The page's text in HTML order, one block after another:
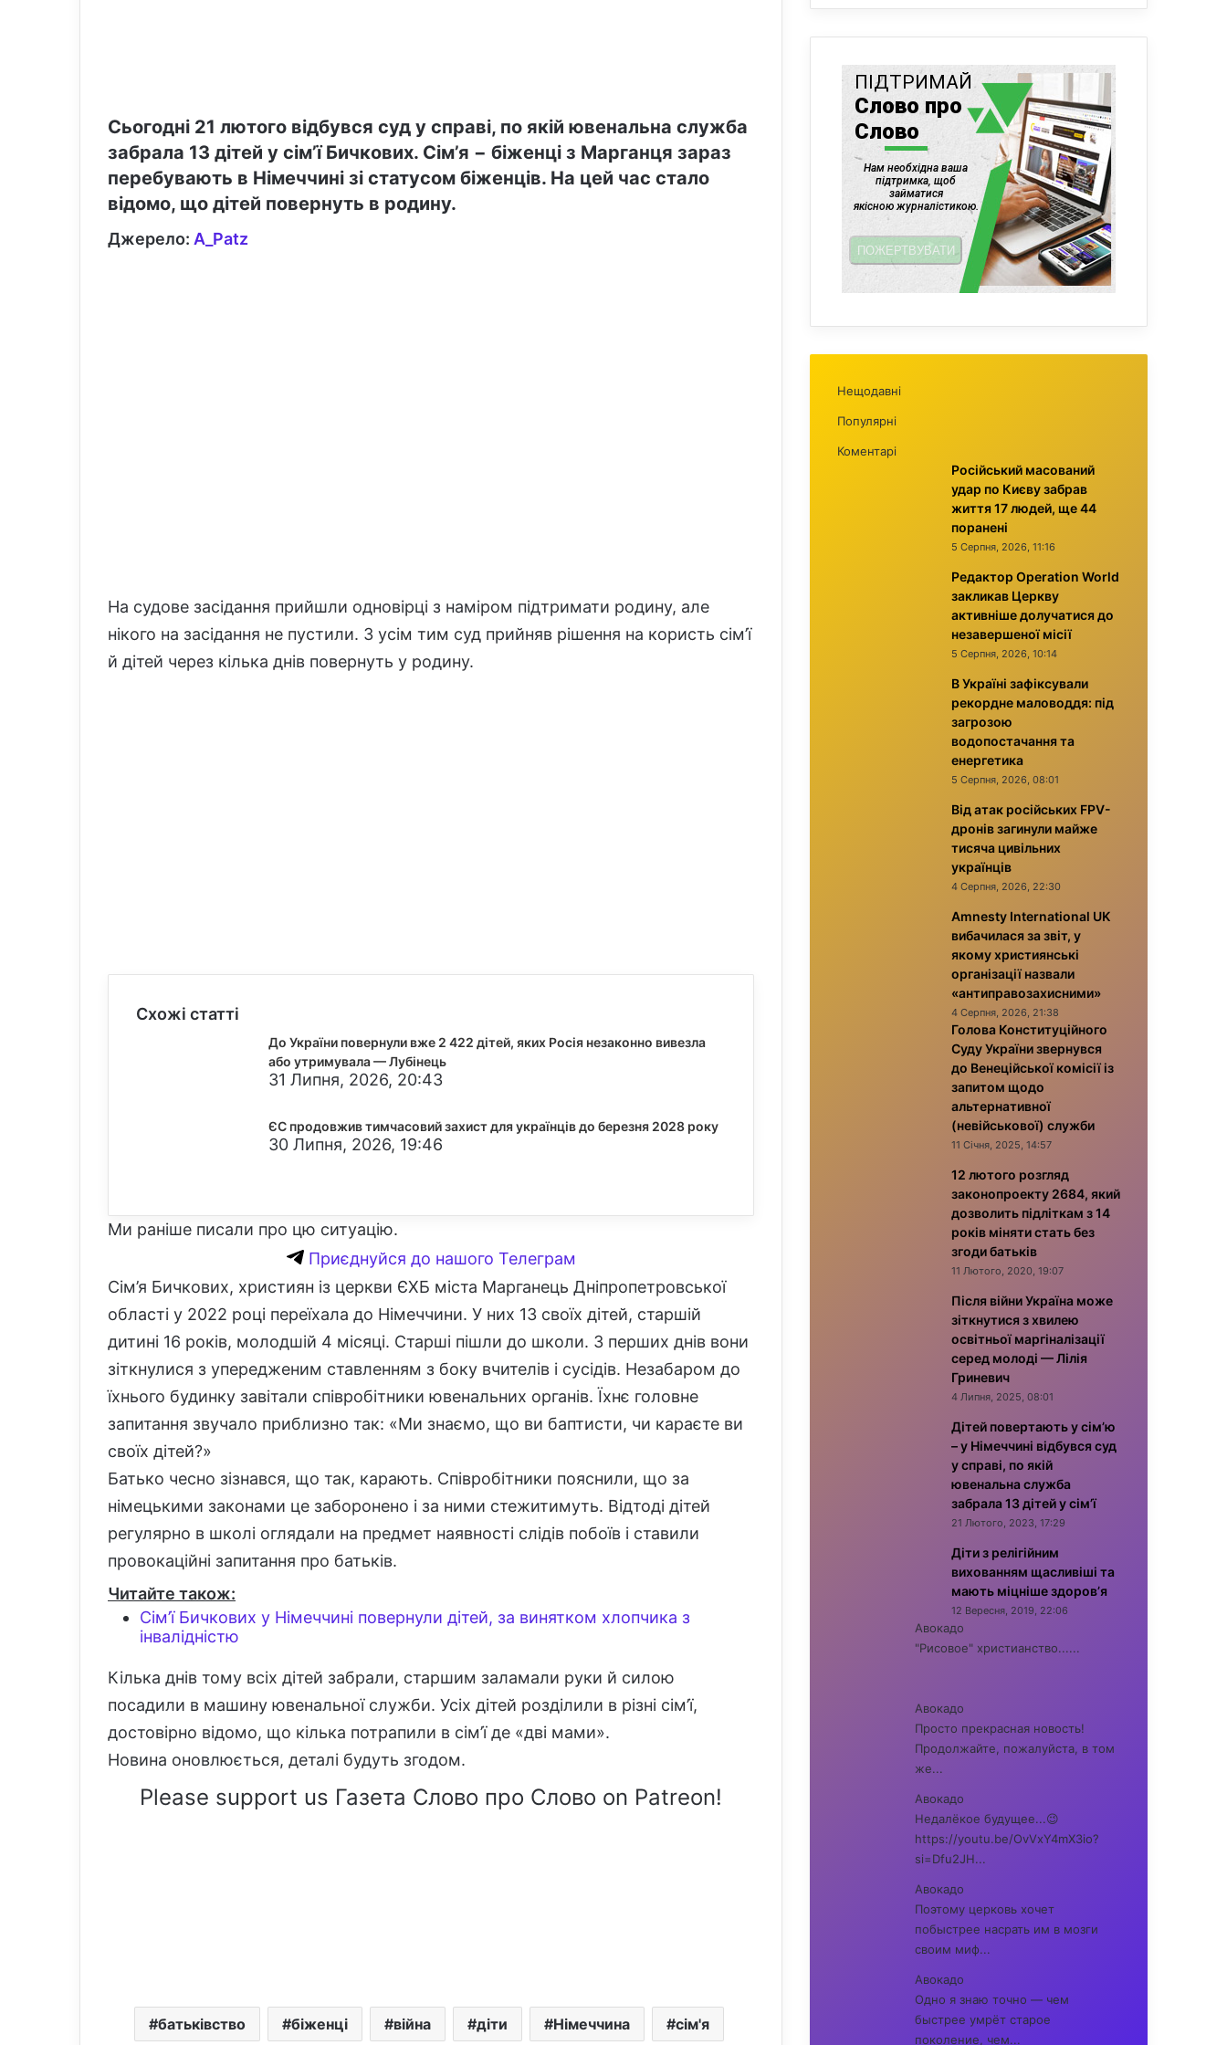
Сьогодні 21 лютого відбувся суд у справі, по якій ювенальна служба
забрала 13 дітей у сім’ї Бичкових. Сім’я − біженці з Марганця зараз
перебувають в Німеччині зі статусом біженців. На цей час стало
відомо, що дітей повернуть в родину.
Джерело: A_Patz
На судове засідання прийшли одновірці з наміром підтримати родину, але
нікого на засідання не пустили. З усім тим суд прийняв рішення на користь сім’ї
й дітей через кілька днів повернуть у родину.
Схожі статті
До України повернули вже 2 422 дітей, яких Росія незаконно вивезла
або утримувала — Лубінець
31 Липня, 2026, 20:43
ЄС продовжив тимчасовий захист для українців до березня 2028 року
30 Липня, 2026, 19:46
Ми раніше писали про цю ситуацію.
Приєднуйся до нашого Телеграм
Сім’я Бичкових, християн із церкви ЄХБ міста Марганець Дніпропетровської
області у 2022 році переїхала до Німеччини. У них 13 своїх дітей, старшій
дитині 16 років, молодшій 4 місяці. Старші пішли до школи. З перших днів вони
зіткнулися з упередженим ставленням з боку вчителів і сусідів. Незабаром до
їхнього будинку завітали співробітники ювенальних органів. Їхнє головне
запитання звучало приблизно так: «Ми знаємо, що ви баптисти, чи караєте ви
своїх дітей?»
Батько чесно зізнався, що так, карають. Співробітники пояснили, що за
німецькими законами це заборонено і за ними стежитимуть. Відтоді дітей
регулярно в школі оглядали на предмет наявності слідів побоїв і ставили
провокаційні запитання про батьків.
Читайте також:
Сім’ї Бичкових у Німеччині повернули дітей, за винятком хлопчика з
інвалідністю
Кілька днів тому всіх дітей забрали, старшим заламали руки й силою
посадили в машину ювенальної служби. Усіх дітей розділили в різні сім’ї,
достовірно відомо, що кілька потрапили в сім’ї де «дві мами».
Новина оновлюється, деталі будуть згодом.
Please support us Газета Слово про Слово on Patreon!
батьківство біженці війна діти Німеччина сім'я
Нещодавні
Популярні
Коментарі
Російський масований
удар по Києву забрав
життя 17 людей, ще 44
поранені
5 Серпня, 2026, 11:16
Редактор Operation World
закликав Церкву
активніше долучатися до
незавершеної місії
5 Серпня, 2026, 10:14
В Україні зафіксували
рекордне маловоддя: під
загрозою
водопостачання та
енергетика
5 Серпня, 2026, 08:01
Від атак російських FPV-
дронів загинули майже
тисяча цивільних
українців
4 Серпня, 2026, 22:30
Amnesty International UK
вибачилася за звіт, у
якому християнські
організації назвали
«антиправозахисними»
4 Серпня, 2026, 21:38
Голова Конституційного
Суду України звернувся
до Венеційської комісії із
запитом щодо
альтернативної
(невійськової) служби
11 Січня, 2025, 14:57
12 лютого розгляд
законопроекту 2684, який
дозволить підліткам з 14
років міняти стать без
згоди батьків
11 Лютого, 2020, 19:07
Після війни Україна може
зіткнутися з хвилею
освітньої маргіналізації
серед молоді — Лілія
Гриневич
4 Липня, 2025, 08:01
Дітей повертають у сім’ю
– у Німеччині відбувся суд
у справі, по якій
ювенальна служба
забрала 13 дітей у сім’ї
21 Лютого, 2023, 17:29
Діти з релігійним
вихованням щасливіші та
мають міцніше здоров’я
12 Вересня, 2019, 22:06
Авокадо
"Рисовое" христианство......
Авокадо
Просто прекрасная новость!
Продолжайте, пожалуйста, в том
же...
Авокадо
Недалёкое будущее...😉
https://youtu.be/OvVxY4mX3io?
si=Dfu2JH...
Авокадо
Поэтому церковь хочет
побыстрее насрать им в мозги
своим миф...
Авокадо
Одно я знаю точно — чем
быстрее умрёт старое
поколение, чем...